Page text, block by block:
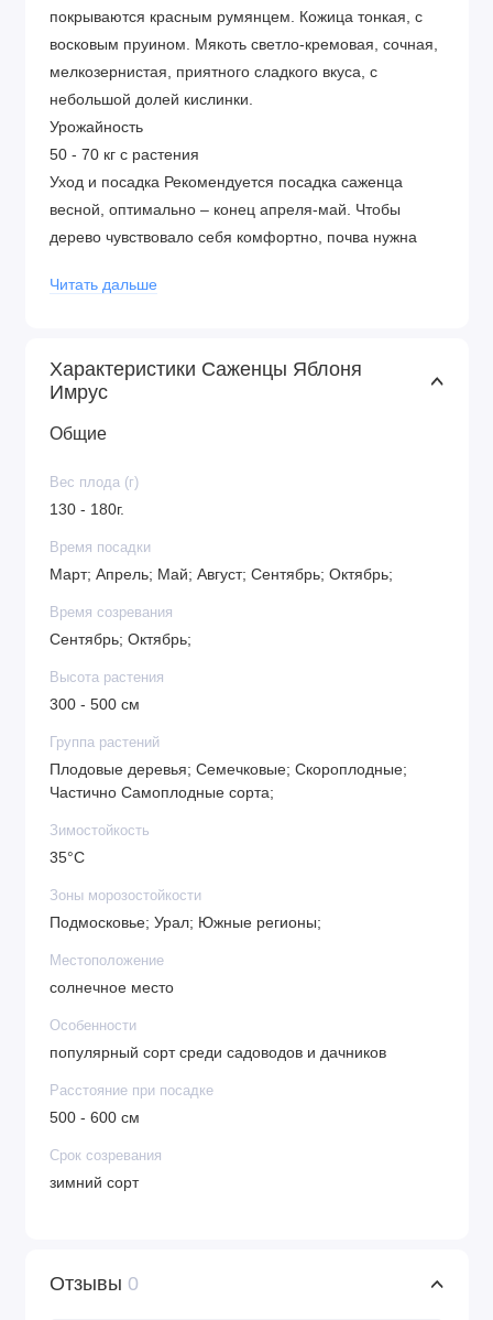
покрываются красным румянцем. Кожица тонкая, с
восковым пруином. Мякоть светло-кремовая, сочная,
мелкозернистая, приятного сладкого вкуса, с
небольшой долей кислинки.
Урожайность
50 - 70 кг с растения
Уход и посадка Рекомендуется посадка саженца
весной, оптимально – конец апреля-май. Чтобы
дерево чувствовало себя комфортно, почва нужна
между саженцами выдерживают в 5-6 метров. В яму
землей. В дальнейшем, первую подкормку деревца
проводят поздней осенью фосфорно-калийными
удобрениями. Правильная обрезка кроны будет
Преимущества сорта
высокая морозостойкость
крепкий иммунитет к мучнистой росе и парше
Читать дальше
Характеристики Саженцы Яблоня
Имрус
Общие
Вес плода (г)
130 - 180г.
Время посадки
Март; Апрель; Май; Август; Сентябрь; Октябрь;
Время созревания
Сентябрь; Октябрь;
Высота растения
300 - 500 см
Группа растений
Плодовые деревья; Семечковые; Скороплодные;
Частично Самоплодные сорта;
Зимостойкость
35°C
Зоны морозостойкости
Подмосковье; Урал; Южные регионы;
Местоположение
солнечное место
Особенности
популярный сорт среди садоводов и дачников
Расстояние при посадке
500 - 600 см
Срок созревания
зимний сорт
Отзывы 0